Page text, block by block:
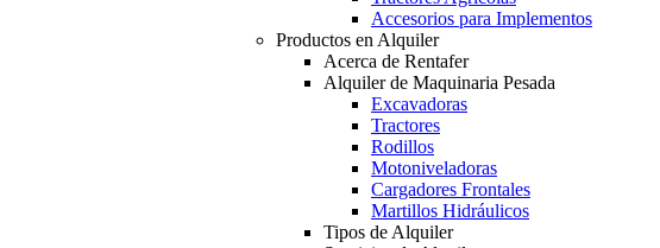
Accesorios para Implementos
Productos en Alquiler
Acerca de Rentafer
Alquiler de Maquinaria Pesada
Excavadoras
Tractores
Rodillos
Motoniveladoras
Cargadores Frontales
Martillos Hidráulicos
Tipos de Alquiler